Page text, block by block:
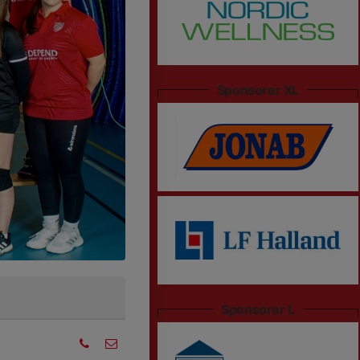
Sponsorer XL
Sponsorer L